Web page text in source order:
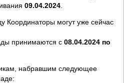
09.04.2024
Координаторы могут уже сейчас
принимаются с 08.04.2024 по
набравшим следующее